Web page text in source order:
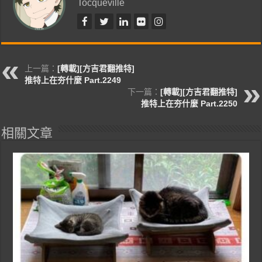
Tocqueville
上一篇：[轉載][方吉君翻推特]
推特上在夯什麼 Part.2249
下一篇： [轉載][方吉君翻推特]
推特上在夯什麼 Part.2250
相關文章